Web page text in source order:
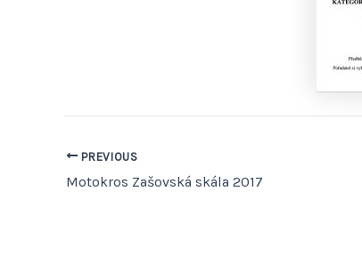
PREVIOUS
Motokros Zašovská skála 2017